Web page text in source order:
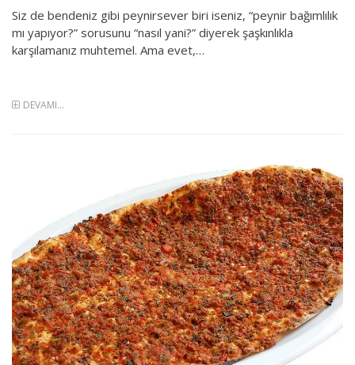
Siz de bendeniz gibi peynirsever biri iseniz, “peynir bağımlılık
mı yapıyor?” sorusunu “nasıl yani?” diyerek şaşkınlıkla
karşılamanız muhtemel. Ama evet,…
DEVAMI...